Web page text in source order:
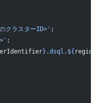
クラスターID>' ;
;
}.dsql.${